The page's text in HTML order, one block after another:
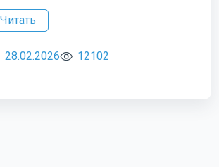
Читать
28.02.2026 12102